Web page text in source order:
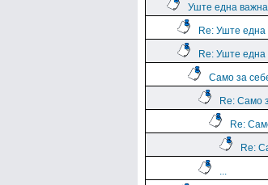
Уште една важна
Re: Уште една
Re: Уште една
Само за
Re: Само
Re:
Re:
...